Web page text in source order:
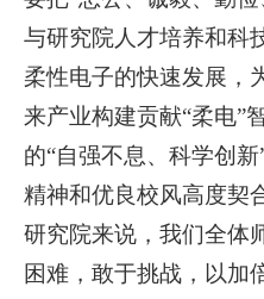
与研究院人才培养和科
柔性电子的快速发展，
来产业构建贡献“柔电”
的“自强不息、科学创
精神和优良校风高度契
研究院来说，我们全体
困难，敢于挑战，以加